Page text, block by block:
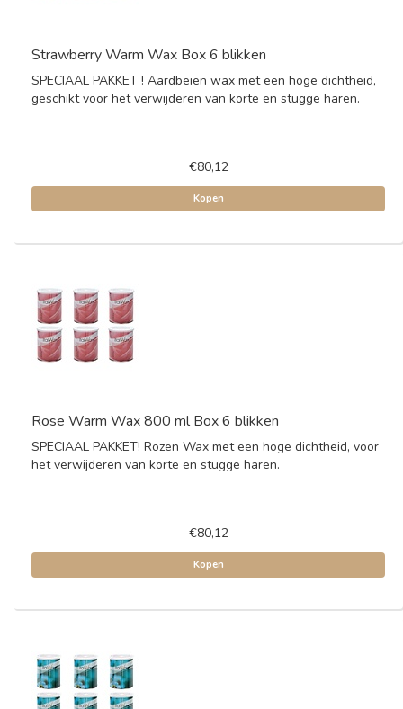
Strawberry Warm Wax Box 6 blikken
SPECIAAL PAKKET ! Aardbeien wax met een hoge dichtheid,
geschikt voor het verwijderen van korte en stugge haren.
€80,12
Kopen
Rose Warm Wax 800 ml Box 6 blikken
SPECIAAL PAKKET! Rozen Wax met een hoge dichtheid, voor
het verwijderen van korte en stugge haren.
€80,12
Kopen